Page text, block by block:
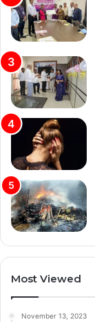
Most Viewed
November 13, 2023